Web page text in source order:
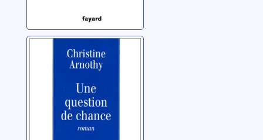
Une question de
chance
Arnothy, Christine